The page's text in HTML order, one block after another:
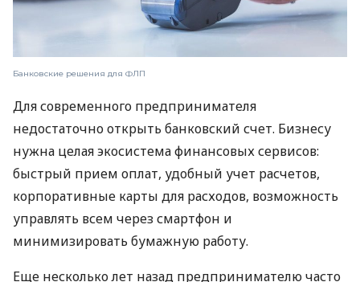
Банковские решения для ФЛП
Для современного предпринимателя
недостаточно открыть банковский счет. Бизнесу
нужна целая экосистема финансовых сервисов:
быстрый прием оплат, удобный учет расчетов,
корпоративные карты для расходов, возможность
управлять всем через смартфон и
минимизировать бумажную работу.
Еще несколько лет назад предпринимателю часто